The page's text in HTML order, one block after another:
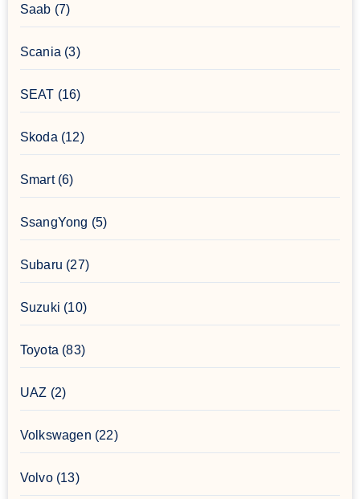
Saab (7)
Scania (3)
SEAT (16)
Skoda (12)
Smart(6)
SsangYong (5)
Subaru (27)
Suzuki (10)
Toyota (83)
UAZ (2)
Volkswagen (22)
Volvo(13)